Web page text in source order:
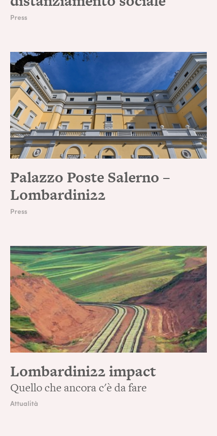
Press
Palazzo Poste Salerno –
Lombardini22
Press
Lombardini22 impact
Quello che ancora c'è da fare
Attualità